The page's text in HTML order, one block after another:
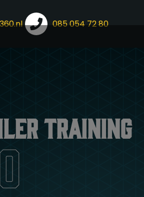
085 054 72 80
training